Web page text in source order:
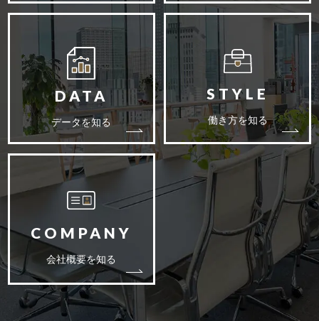
データを知る 働き方を知る
会社概要を知る